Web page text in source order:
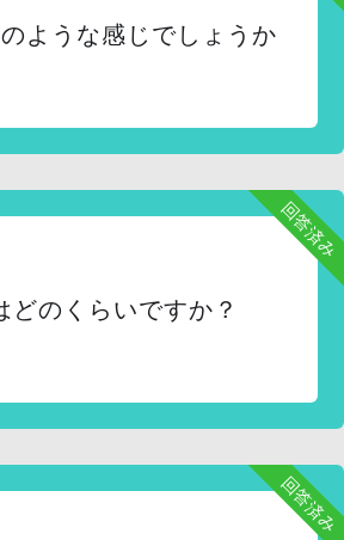
ような感じでしょうか
回答済み
どのくらいですか？
回答済み